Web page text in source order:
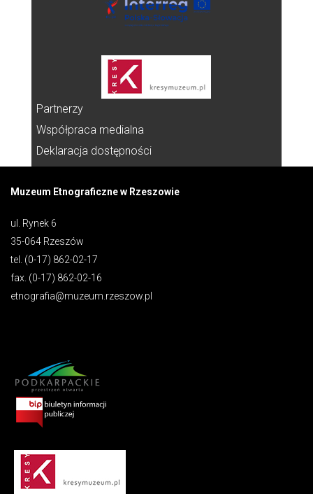
Partnerzy
Współpraca medialna
Deklaracja dostępności
Muzeum Etnograficzne w Rzeszowie
ul. Rynek 6
35-064 Rzeszów
tel. (0-17) 862-02-17
fax. (0-17) 862-02-16
etnografia@muzeum.rzeszow.pl